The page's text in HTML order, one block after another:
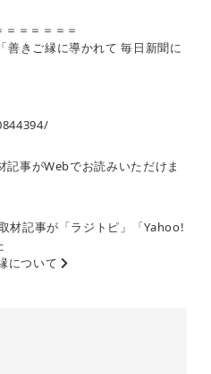
＝＝＝＝＝
きご縁に導かれて 毎日新聞に
事がWebでお読みいただけま
記事が「ラジトピ」「Yahoo!
について